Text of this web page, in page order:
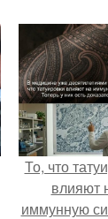
То, что
влияют
иммунную